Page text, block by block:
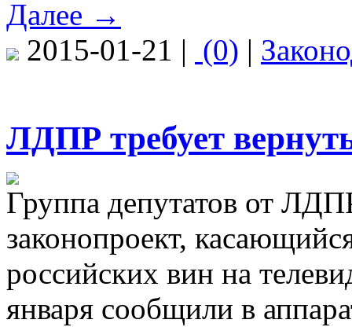
Далее →
2015-01-21 | (0) |
ЛДПР требует
Группа депутатов от
законопроект,
российских вин на
января сообщили в